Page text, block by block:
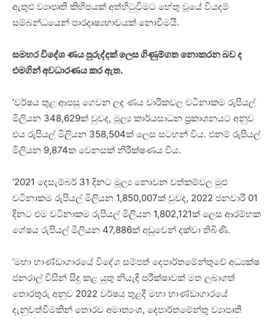
ඇතුළු ව්‍යාපෘති කිහිපයක් අත්හිටුවීමට හේතු වූයේ වියදම්
සම්බන්ධයෙන් පාරදෘෂ්‍යභාවයක් නොවීමයි.
සමහර විදේශ ණය පුරුද්දක් ලෙස ගිණුම්ගත නොකරන බව ද
එමගින් අවධාරණය කර ඇත.
‘වර්ෂය තුළ ආපසු ගෙවන ලද ණය වාරිකවල වටිනාකම රුපියල්
මිලියන 348,629ක් වුවද, මූල්‍ය කාර්යසාධන ප්‍රකාශනයට අනුව
එය රුපියල් මිලියන 358,504ක් ලෙස සටහන් විය. එනම් රුපියල්
මිලියන 9,874ක වෙනසක් නිරීක්ෂණය විය.
‘2021 දෙසැම්බර් 31 දිනට මූල්‍ය නොවන වත්කම්වල මුළු
වටිනාකම රුපියල් මිලියන 1,850,007ක් වුවද, 2022 ජනවාරි 01
දිනට එම වටිනාකම රුපියල් මිලියන 1,802,121ක් ලෙස ආරම්භක
ශේෂය රුපියල් මිලියන 47,886ක් අඩුවෙන් දක්වා තිබිණි.
‘මහා භාණ්ඩාගාරයේ විදේශ සම්පත් දෙපාර්තමේන්තුවේ අධ්‍යක්ෂ
ජනරාල් විසින් සිදු කළ යුතු නියැඳි පරීක්ෂාවක් මත ලබාගත්
තොරතුරු අනුව 2022 වර්ෂය තුළදී මහා භාණ්ඩාගාරයේ
දැනුවත්වීමකින් තොරව අමාත්‍යංශ, දෙපාර්තමේන්තු ව්‍යාපෘති